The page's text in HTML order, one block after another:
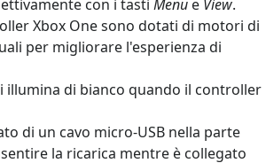
con i tastiMenu e View.
Xbox One sono dotati di motori di
per migliorare l'esperienza di
illumina di bianco quando il controller
di un cavo micro-USB nella parte
la ricarica mentre è collegato